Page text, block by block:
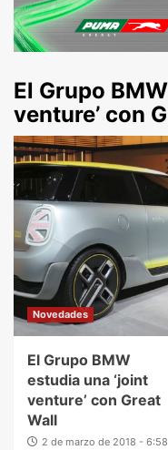
El Grupo
venture’ con
Novedades
El Grupo BMW
estudia una ‘joint
venture’ con Great
Wall
2 de marzo de 2018 - 6:58